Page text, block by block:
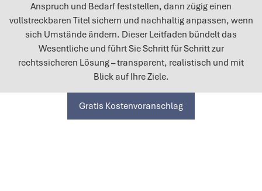
Anspruch und Bedarf feststellen, dann zügig einen
vollstreckbaren Titel sichern und nachhaltig anpassen, wenn
sich Umstände ändern. Dieser Leitfaden bündelt das
Wesentliche und führt Sie Schritt für Schritt zur
rechtssicheren Lösung – transparent, realistisch und mit
Blick auf Ihre Ziele.
Gratis Kostenvoranschlag